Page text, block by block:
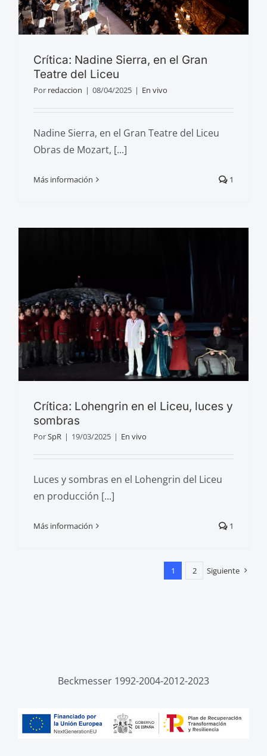
Crítica: Nadine Sierra, en el Gran
Teatre del Liceu
Por redaccion | 08/04/2025 | En vivo
Nadine Sierra, en el Gran Teatre del Liceu
Obras de Mozart, [...]
Más información 1
Crítica: Lohengrin en el Liceu, luces y
sombras
PorSpR | 19/03/2025 | En vivo
Luces y sombras en el Lohengrin del Liceu
en producción [...]
Más información 1
1 2 Siguiente
Beckmesser 1992-2004-2012-2023